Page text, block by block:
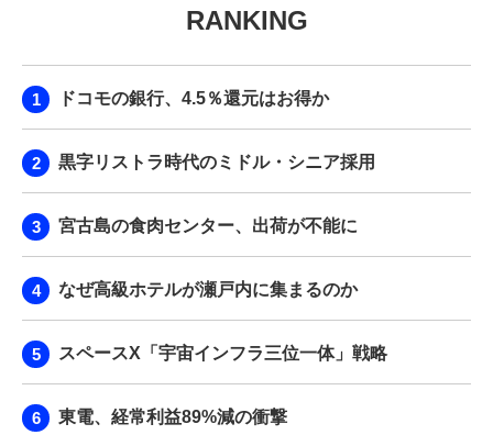
RANKING
ドコモの銀行、4.5％還元はお得か
黒字リストラ時代のミドル・シニア採用
宮古島の食肉センター、出荷が不能に
なぜ高級ホテルが瀬戸内に集まるのか
スペースX「宇宙インフラ三位一体」戦略
東電、経常利益89%減の衝撃